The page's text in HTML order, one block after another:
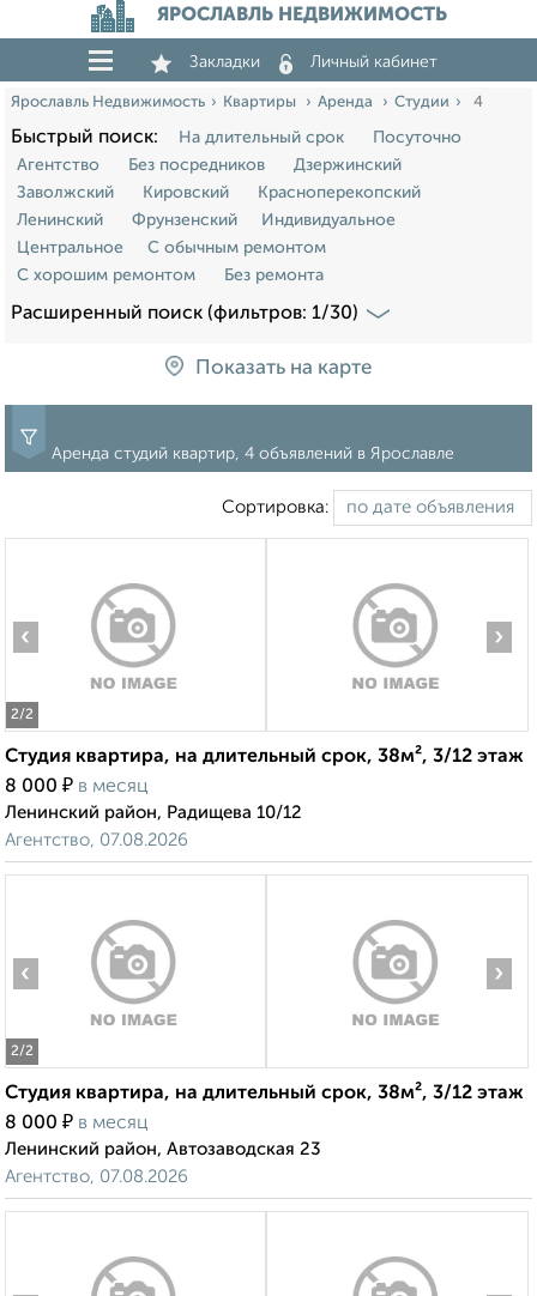
ЯРОСЛАВЛЬ НЕДВИЖИМОСТЬ
Закладки Личный кабинет
Ярославль Недвижимость Квартиры Аренда Студии 4
Быстрый поиск: На длительный срок
Посуточно
Агентство
Без посредников
Дзержинский
Заволжский
Кировский
Красноперекопский
Ленинский
Фрунзенский
Индивидуальное
Центральное
С обычным ремонтом
С хорошим ремонтом
Без ремонта
Расширенный поиск (фильтров: 1/30)
Показать на карте
Аренда студий квартир, 4 объявлений в Ярославле
Сортировка:
2/2
‹ ›
Студия квартира, на длительный срок, 38м², 3/12 этаж
8 000 ₽ в месяц
Ленинский район, Радищева 10/12
Агентство, 07.08.2026
2/2
‹ ›
Студия квартира, на длительный срок, 38м², 3/12 этаж
8 000 ₽ в месяц
Ленинский район, Автозаводская 23
Агентство, 07.08.2026